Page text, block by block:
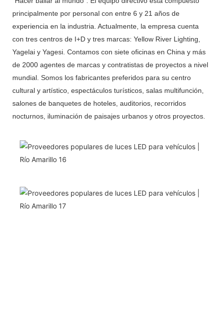
principalmente por personal con entre 6 y 21 años de
experiencia en la industria. Actualmente, la empresa cuenta
con tres centros de I+D y tres marcas: Yellow River Lighting,
Yagelai y Yagesi. Contamos con siete oficinas en China y más
de 2000 agentes de marcas y contratistas de proyectos a nivel
mundial. Somos los fabricantes preferidos para su centro
cultural y artístico, espectáculos turísticos, salas multifunción,
salones de banquetes de hoteles, auditorios, recorridos
nocturnos, iluminación de paisajes urbanos y otros proyectos.